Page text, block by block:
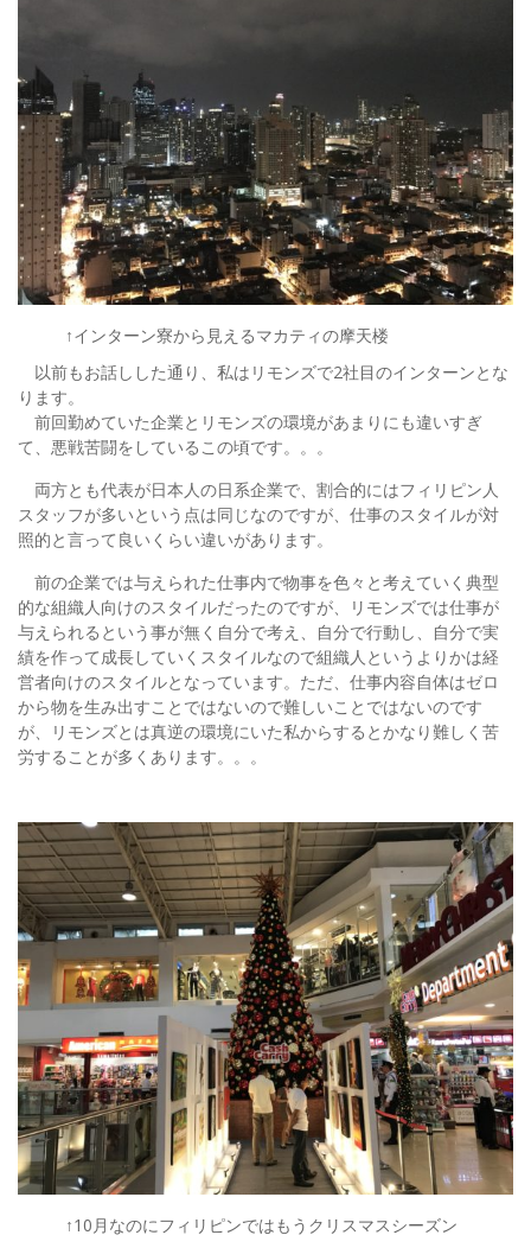
↑インターン寮から見えるマカティの摩天楼
以前もお話しした通り、私はリモンズで2社目のインターンとな
ります。
前回勤めていた企業とリモンズの環境があまりにも違いすぎ
て、悪戦苦闘をしているこの頃です。。。
両方とも代表が日本人の日系企業で、割合的にはフィリピン人
スタッフが多いという点は同じなのですが、仕事のスタイルが対
照的と言って良いくらい違いがあります。
前の企業では与えられた仕事内で物事を色々と考えていく典型
的な組織人向けのスタイルだったのですが、リモンズでは仕事が
与えられるという事が無く自分で考え、自分で行動し、自分で実
績を作って成長していくスタイルなので組織人というよりかは経
営者向けのスタイルとなっています。ただ、仕事内容自体はゼロ
から物を生み出すことではないので難しいことではないのです
が、リモンズとは真逆の環境にいた私からするとかなり難しく苦
労することが多くあります。。。
↑10月なのにフィリピンではもうクリスマスシーズン